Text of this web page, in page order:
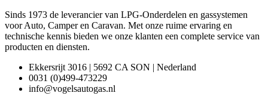
Sinds 1973 de leverancier van LPG-Onderdelen en gassystemen
voor Auto, Camper en Caravan. Met onze ruime ervaring en
technische kennis bieden we onze klanten een complete service van
producten en diensten.
Ekkersrijt 3016 | 5692 CA SON | Nederland
0031 (0)499-473229
info@vogelsautogas.nl